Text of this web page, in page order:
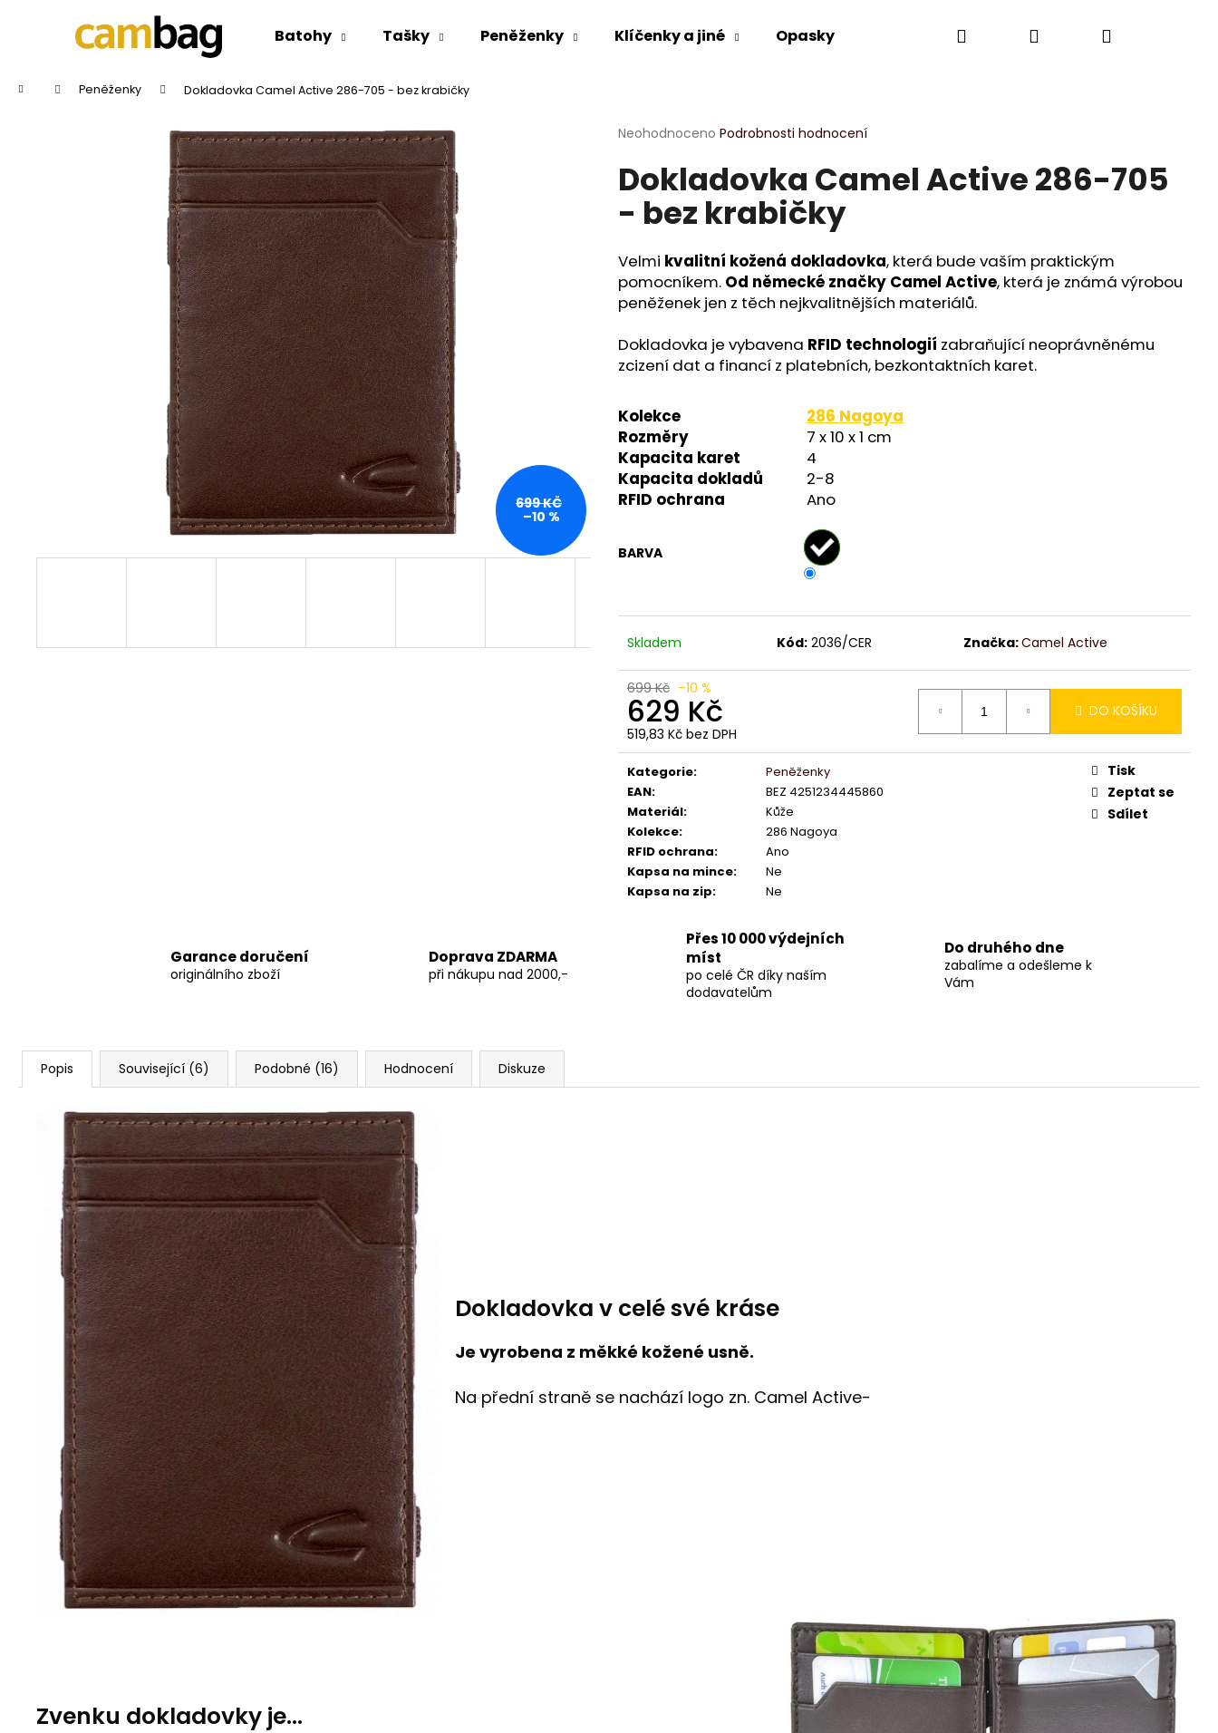
Batohy Tašky Peněženky Klíčenky a jiné Opasky Novinky
Hledat PřihlášeníNákupní
Domů Peněženky Dokladovka Camel Active 286-705 - bez krabičky
Průměrné
produktu
je
z
hvězdiček.
Neohodnoceno Podrobnosti hodnocení
Dokladovka Camel Active 286-705
- bez krabičky
Velmi kvalitní kožená dokladovka, která bude vaším praktickým
pomocníkem. Od německé značky Camel Active, která je známá výrobou
peněženek jen z těch nejkvalitnějších materiálů.
Dokladovka je vybavena RFID technologií zabraňující neoprávněnému
zcizení dat a financí z platebních, bezkontaktních karet.
Kolekce
286 Nagoya
Rozměry
7 x 10 x 1 cm
Kapacita karet
4
Kapacita dokladů
2-8
RFID ochrana
Ano
BARVA
Skladem Kód: 2036/CER Značka:Camel Active
699 Kč –10 %
629 Kč
519,83 Kč bez DPH
Měrná
cena:
DO KOŠÍKU
Kategorie:
Peněženky
EAN:
BEZ 4251234445860
Materiál:
Kůže
Kolekce:
286 Nagoya
RFID ochrana:
Ano
Kapsa na mince:
Ne
Kapsa na zip: Ne
Tisk
Zeptat se
Sdílet
699 KČ
–10 %
Garance doručení
originálního zboží
Doprava ZDARMA
při nákupu nad 2000,-
Přes 10 000 výdejních
míst
po celé ČR díky naším
dodavatelům
Do druhého dne
zabalíme a odešleme k
Vám
Popis Související (6) Podobné (16) Hodnocení Diskuze
Dokladovka v celé své kráse
Je vyrobena z měkké kožené usně.
Na přední straně se nachází logo zn. Camel Active-
Zvenku dokladovky je...
Zpět
obchodu
Zpět
obchodu
Co potřebujete najít?
HLEDAT